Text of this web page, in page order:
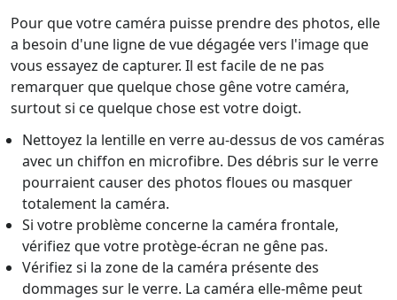
Pour que votre caméra puisse prendre des photos, elle
a besoin d'une ligne de vue dégagée vers l'image que
vous essayez de capturer. Il est facile de ne pas
remarquer que quelque chose gêne votre caméra,
surtout si ce quelque chose est votre doigt.
Nettoyez la lentille en verre au-dessus de vos caméras
avec un chiffon en microfibre. Des débris sur le verre
pourraient causer des photos floues ou masquer
totalement la caméra.
Si votre problème concerne la caméra frontale,
vérifiez que votre protège-écran ne gêne pas.
Vérifiez si la zone de la caméra présente des
dommages sur le verre. La caméra elle-même peut